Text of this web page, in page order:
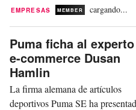
pesar de los efectos negativos de
prácticamente sin cambios en la
comparación interanual. Así se
desprende de las últimas cifras
publicadas por la empresa este...
EMPRESAS MEMBER cargando...
Puma ficha al
e-commerce Dusan
Hamlin
La firma alemana de artículos
deportivos Puma SE ha